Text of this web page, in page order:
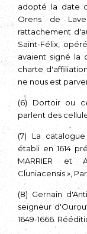
adopté la date
Orens de
rattachement
Saint-Félix,
avaient signé la
charte
ne nous est
(6) Dortoir ou
parlent des
(7) La
établi en 1614
MARRIER et
Cluniacensis »,
(8) Gernain
seigneur
1649-1666.